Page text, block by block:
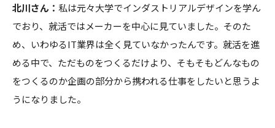
北川さん： 私は元々大学でインダストリアルデザインを学ん
でおり、就活ではメーカーを中心に見ていました。そのた
め、いわゆるIT業界は全く見ていなかったんです。就活を進
める中で、ただものをつくるだけより、そもそもどんなもの
をつくるのか企画の部分から携われる仕事をしたいと思うよ
うになりました。